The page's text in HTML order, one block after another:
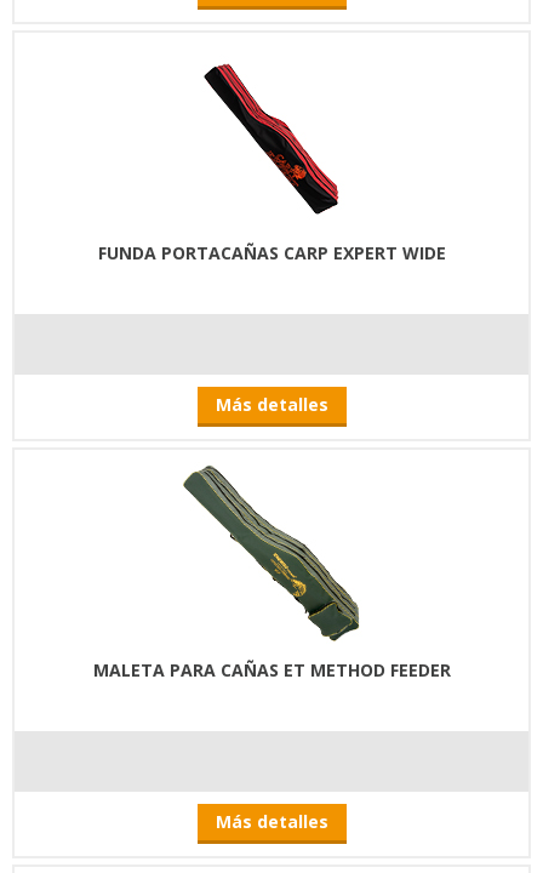
FUNDA PORTACAÑAS CARP EXPERT WIDE
Más detalles
MALETA PARA CAÑAS ET METHOD FEEDER
Más detalles